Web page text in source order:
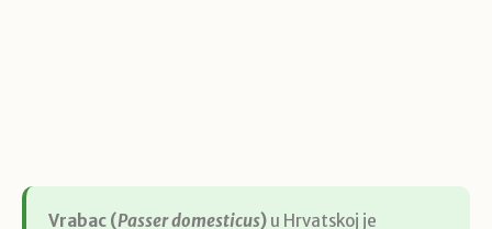
Vrabac (Passer domesticus) u Hrvatskoj je